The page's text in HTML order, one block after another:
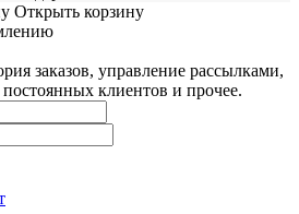
Открыть корзину
заказов, управление рассылками,
клиентов и прочее.